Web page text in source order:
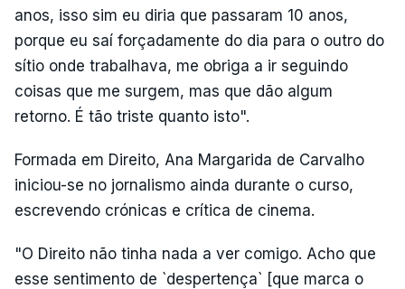
anos, isso sim eu diria que passaram 10 anos,
porque eu saí forçadamente do dia para o outro do
sítio onde trabalhava, me obriga a ir seguindo
coisas que me surgem, mas que dão algum
retorno. É tão triste quanto isto".
Formada em Direito, Ana Margarida de Carvalho
iniciou-se no jornalismo ainda durante o curso,
escrevendo crónicas e crítica de cinema.
"O Direito não tinha nada a ver comigo. Acho que
esse sentimento de `despertença` [que marca o